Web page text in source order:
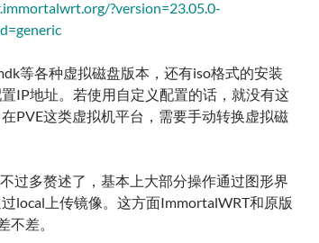
?version=23.05.0-
等各种虚拟磁盘版本，还有iso格式的安装
IP地址。若使用自定义配置的话，就没有这
PVE这类虚拟机平台，需要手动转换虚拟磁
过多赘述了，基本上大部分操作通过图形界
local上传镜像。这方面ImmortalWRT和原版
不差。